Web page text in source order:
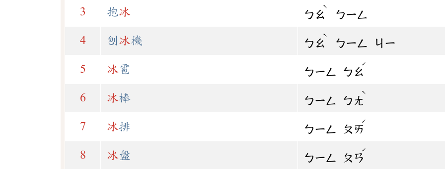
3 抱冰 ㄅㄠ
ˋ
ㄅㄧㄥ
4 刨冰機 ㄅㄠ
ˋ
ㄅㄧㄥ ㄐㄧ
5 冰 雹 ㄅㄧㄥ ㄅㄠ
ˊ
6 冰棒 ㄅㄧㄥ ㄅㄤ
ˋ
7 冰排 ㄅㄧㄥ ㄆㄞ
ˊ
8 冰盤 ㄅㄧㄥ ㄆㄢ
ˊ